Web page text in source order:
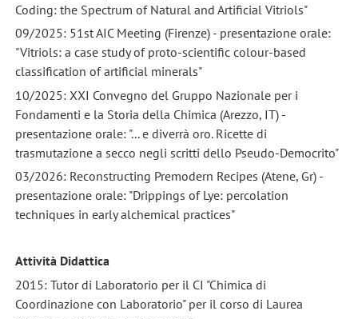
Coding: the Spectrum of Natural and Artificial Vitriols"
09/2025: 51st AIC Meeting (Firenze) - presentazione orale:
"Vitriols: a case study of proto-scientific colour-based
classification of artificial minerals"
10/2025: XXI Convegno del Gruppo Nazionale per i
Fondamenti e la Storia della Chimica (Arezzo, IT) -
presentazione orale: "... e diverrà oro. Ricette di
trasmutazione a secco negli scritti dello Pseudo-Democrito"
03/2026: Reconstructing Premodern Recipes (Atene, Gr) -
presentazione orale: "Drippings of Lye: percolation
techniques in early alchemical practices"
Attività Didattica
2015: Tutor di Laboratorio per il CI "Chimica di
Coordinazione con Laboratorio" per il corso di Laurea